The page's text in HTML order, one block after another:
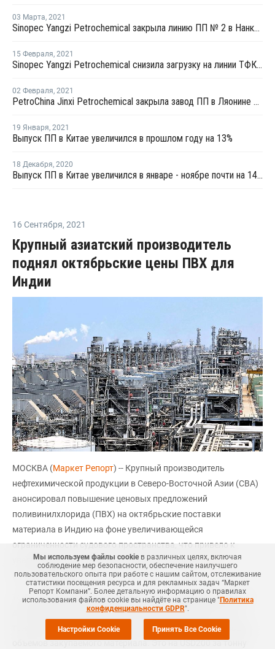
03 Марта, 2021
Sinopec Yangzi Petrochemical закрыла линию ПП № 2 в Нанкине на плановый ремонт
15 Февраля, 2021
Sinopec Yangzi Petrochemical снизила загрузку на линии ТФК № 3 в Нанкине до 80%
02 Февраля, 2021
PetroChina Jinxi Petrochemical закрыла завод ПП в Ляонине на внеплановую профилактики
19 Января, 2021
Выпуск ПП в Китае увеличился в прошлом году на 13%
18 Декабря, 2020
Выпуск ПП в Китае увеличился в январе - ноябре почти на 14%
16 Сентября, 2021
Крупный азиатский производитель
поднял октябрьские цены ПВХ для
Индии
МОСКВА (Маркет Репорт) -- Крупный производитель
нефтехимической продукции в Северо-Восточной Азии (СВА)
анонсировал повышение ценовых предложений
поливинилхлорида (ПВХ) на октябрьские поставки
материала в Индию на фоне увеличивающейся
ограниченности судового пространства, что привело к
увеличению транспортных расходов, сообщилиICIS
источники рынка.
Так, ценовые предложения компании на следующий месяц
для индийского рынка находятся на уровне USD1 610 за
тонну, CFR Индия, без предоставления скидки для больших
объемов закупаемого материала. Это на USD200 за тонну
Мы используем файлы cookieв различных целях, включая
соблюдение мер безопасности, обеспечение наилучшего
пользовательского опыта при работе с нашим сайтом, отслеживание
статистики посещения ресурса и для рекламных задач “Маркет
Репорт Компани”. Более детальную информацию о правилах
использования файлов cookie вы найдёте на странице "Политика
конфиденциальности GDPR".
Настройки Cookie Принять Все Cookie